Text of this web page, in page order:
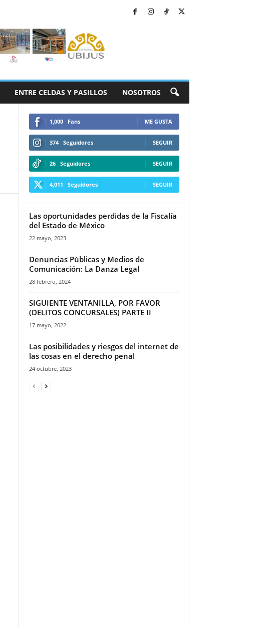
ENTRE CELDAS Y PASILLOS NOSOTROS
1,000 Fans ME GUSTA
374 Seguidores SEGUIR
26 Seguidores SEGUIR
4,011 Seguidores SEGUIR
Las oportunidades perdidas de la Fiscalía
del Estado de México
22 mayo, 2023
Denuncias Públicas y Medios de
Comunicación: La Danza Legal
28 febrero, 2024
SIGUIENTE VENTANILLA, POR FAVOR
(DELITOS CONCURSALES) PARTE II
17 mayo, 2022
Las posibilidades y riesgos del internet de
las cosas en el derecho penal
24 octubre, 2023